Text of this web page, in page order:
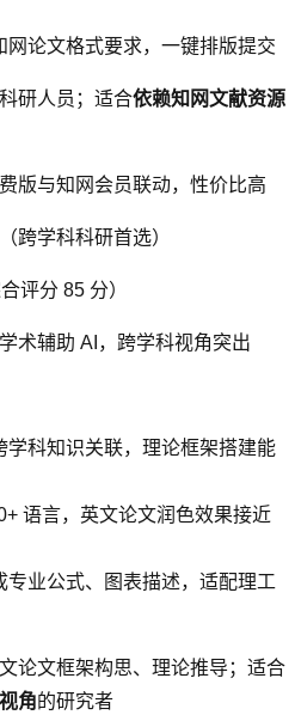
网论文格式要求，一键排版提交
研人员；适合依赖知网文献资源
版与知网会员联动，性价比高
跨学科科研首选）
评分 85 分）
术辅助 AI，跨学科视角突出
学科知识关联，理论框架搭建能
语言，英文论文润色效果接近
专业公式、图表描述，适配理工
论文框架构思、理论推导；适合
角的研究者